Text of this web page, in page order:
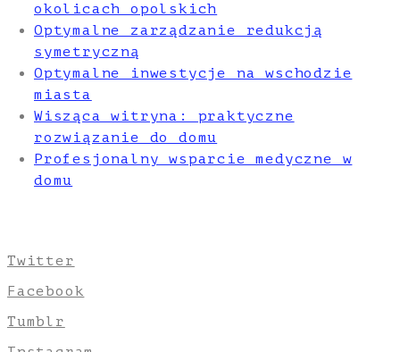
okolicach opolskich
Optymalne zarządzanie redukcją
symetryczną
Optymalne inwestycje na wschodzie
miasta
Wisząca witryna: praktyczne
rozwiązanie do domu
Profesjonalny wsparcie medyczne w
domu
Twitter
Facebook
Tumblr